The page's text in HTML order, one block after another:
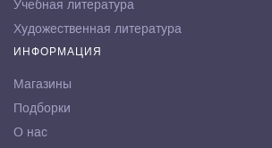
Учебная литература
Художественная литература
ИНФОРМАЦИЯ
Магазины
Подборки
О нас